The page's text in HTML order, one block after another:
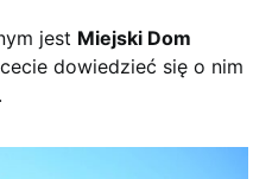
jest Miejski Dom
dowiedzieć się o nim
.